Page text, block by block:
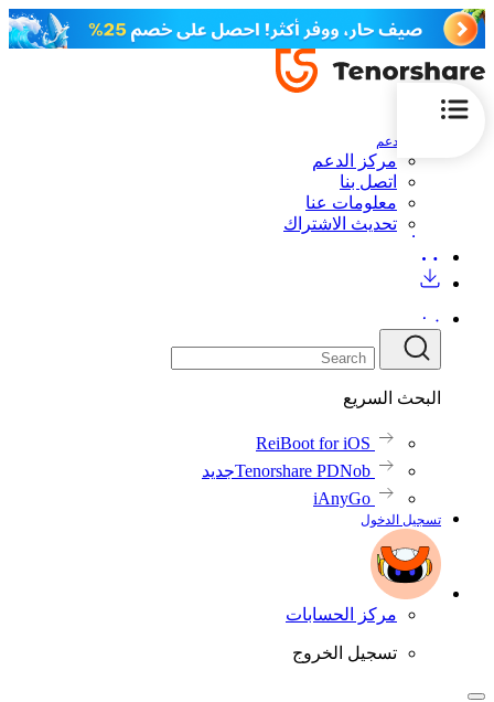
الدعم
مركز الدعم
اتصل بنا
معلومات عنا
تحديث الاشتراك
البحث السريع
ReiBoot for iOS
Tenorshare PDNobجديد
iAnyGo
تسجيل الدخول
مركز الحسابات
تسجيل الخروج